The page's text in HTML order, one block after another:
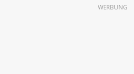
WERBUNG